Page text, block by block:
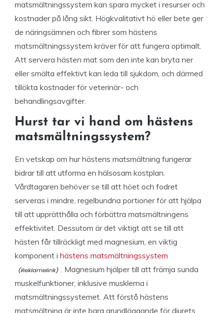
matsmältningssystem kan spara mycket i resurser och
kostnader på lång sikt. Högkvalitativt hö eller bete ger
de näringsämnen och fibrer som hästens
matsmältningssystem kräver för att fungera optimalt.
Att servera hästen mat som den inte kan bryta ner
eller smälta effektivt kan leda till sjukdom, och därmed
tillökta kostnader för veterinär- och
behandlingsavgifter.
Hurst tar vi hand om hästens
matsmältningssystem?
En vetskap om hur hästens matsmältning fungerar
bidrar till att utforma en hälsosam kostplan.
Vårdtagaren behöver se till att höet och fodret
serveras i mindre, regelbundna portioner för att hjälpa
till att upprätthålla och förbättra matsmältningens
effektivitet. Dessutom är det viktigt att se till att
hästen får tillräckligt med magnesium, en viktig
komponent i hästens matsmältningssystem
. Magnesium hjälper till att främja sunda
muskelfunktioner, inklusive musklerna i
matsmältningssystemet. Att förstå hästens
matsmältning är inte bara grundläggande för djurets